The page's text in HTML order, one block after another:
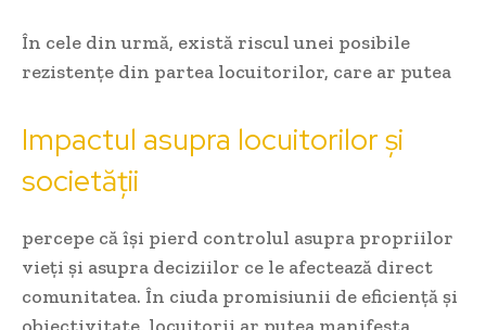
În cele din urmă, există riscul unei posibile
rezistențe din partea locuitorilor, care ar putea
Impactul asupra locuitorilor și
societății
percepe că își pierd controlul asupra propriilor
vieți și asupra deciziilor ce le afectează direct
comunitatea. În ciuda promisiunii de eficiență și